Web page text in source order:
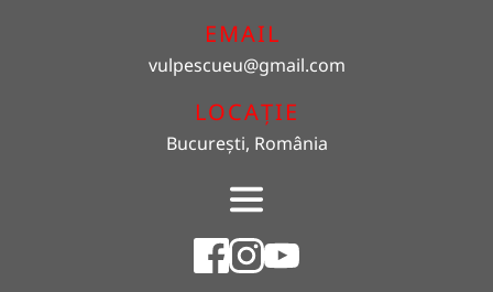
EMAIL
vulpescueu@gmail.com
LOCAȚIE
București, România